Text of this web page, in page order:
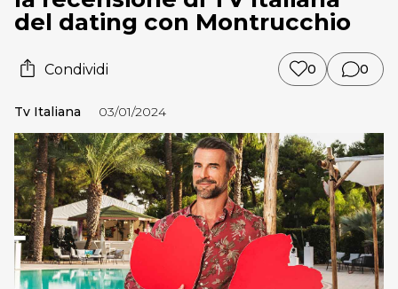
del dating con Montrucchio
Condividi 0 0
Tv Italiana 03/01/2024